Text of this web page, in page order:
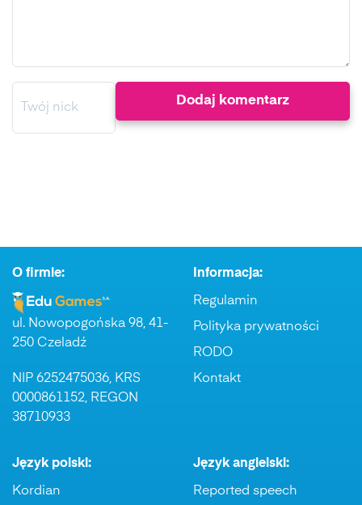
O firmie:
ul. Nowopogońska 98, 41-
250 Czeladź
NIP 6252475036, KRS
0000861152, REGON
38710933
Informacja:
Regulamin
Polityka prywatności
RODO
Kontakt
Język polski:
Kordian
Język angielski:
Reported speech